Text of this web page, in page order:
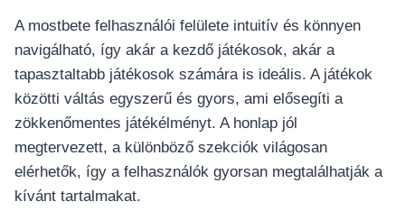
A mostbete felhasználói felülete intuitív és könnyen
navigálható, így akár a kezdő játékosok, akár a
tapasztaltabb játékosok számára is ideális. A játékok
közötti váltás egyszerű és gyors, ami elősegíti a
zökkenőmentes játékélményt. A honlap jól
megtervezett, a különböző szekciók világosan
elérhetők, így a felhasználók gyorsan megtalálhatják a
kívánt tartalmakat.